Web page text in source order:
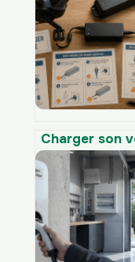
Charger son
électrique : 4
règles d’or
préserver
batterie entre
et 20°C